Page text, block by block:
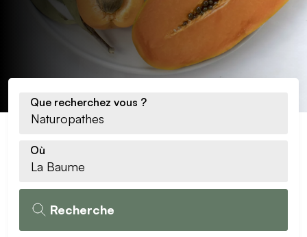
Que recherchez vous ?
Où
Recherche